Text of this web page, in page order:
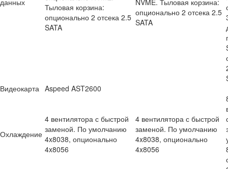
данных
Тыловая корзина:
опционально 2 отсека 2.5
SATA
NVME. Тыловая корзина:
опционально 2 отсека 2.5
SATA
Видеокарта Aspeed AST2600
Охлаждение
4 вентилятора с быстрой
заменой. По умолчанию
4x8038, опционально
4x8056
4 вентилятора с быстрой
заменой. По умолчанию
4x8038, опционально
4x8056